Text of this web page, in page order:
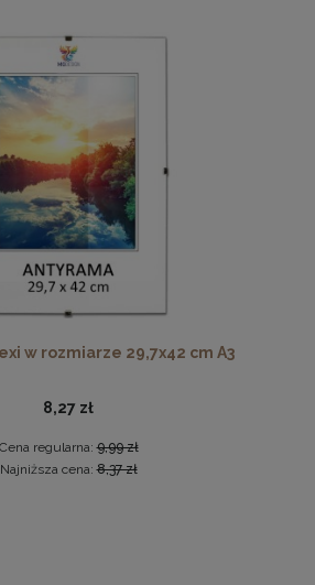
ramka na zdjęcia, plakaty, obrazy w
x 30 cm w kolorze białym
19,99 zł
Cena regularna:
cena:179,99 zł
w rozmiarze 29,7x42 cm A3
8,27 zł
Cena regularna:9,99 zł
Najniższa cena:8,37 zł